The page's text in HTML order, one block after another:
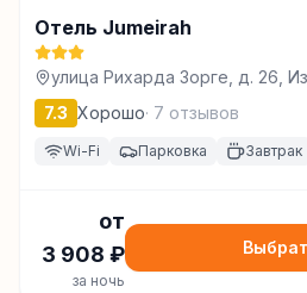
Отель Jumeirah
улица Рихарда Зорге, д. 26,
7.3 Хорошо· 7 отзывов
Wi-Fi Парковка Завтрак
от
3 908 ₽
за ночь